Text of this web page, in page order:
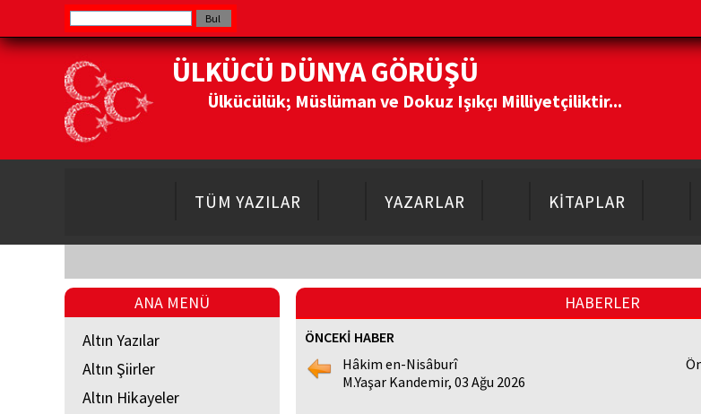
ÜLKÜCÜ DÜNYA GÖRÜŞÜ
Ülkücülük; Müslüman ve Dokuz Işıkçı Milliyetçiliktir...
TÜM YAZILAR YAZARLAR KİTAPLAR
ANA MENÜ
Altın Yazılar
Altın Şiirler
Altın Hikayeler
HABERLER
ÖNCEKİ HABER
Hâkim en-Nisâburî
M.Yaşar Kandemir, 03 Ağu 2026